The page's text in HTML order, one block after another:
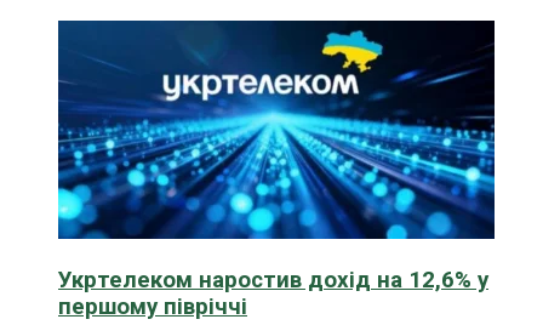
Укртелеком наростив дохід на 12,6% у
першому півріччі